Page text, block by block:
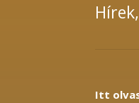
Itt